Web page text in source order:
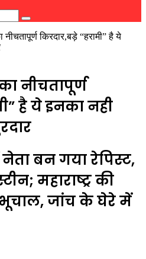
Search
किरदार,बड़े “हरामी” है ये
नीचतापूर्ण
है ये इनका नही
बन गया रेपिस्ट,
महाराष्ट्र की
जांच के घेरे में